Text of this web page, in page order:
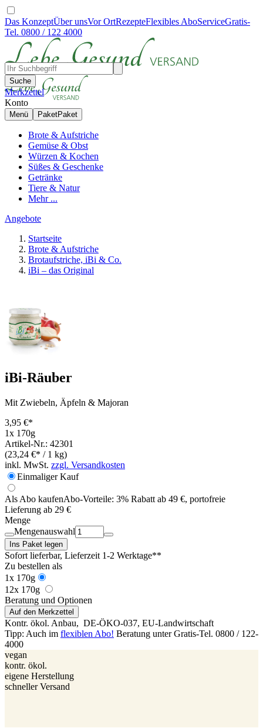
Das KonzeptÜber unsVor OrtRezepteFlexibles AboServiceGratis-
Tel. 0800 / 122 4000
Suche
Merkzettel
Konto
Menü PaketPaket
Brote & Aufstriche
Gemüse & Obst
Würzen & Kochen
Süßes & Geschenke
Getränke
Tiere & Natur
Mehr ...
Angebote
Startseite
Brote & Aufstriche
Brotaufstriche, iBi & Co.
iBi – das Original
iBi-Räuber
Mit Zwiebeln, Äpfeln & Majoran
3,95 €*
1x 170g
Artikel-Nr.: 42301
(23,24 €* / 1 kg)
inkl. MwSt. zzgl. Versandkosten
Einmaliger Kauf
Als Abo kaufenAbo-Vorteile: 3% Rabatt ab 49 €, portofreie
Lieferung ab 29 €
Menge
Mengenauswahl
Ins Paket legen
Sofort lieferbar, Lieferzeit 1-2 Werktage**
Zu bestellen als
1x 170g
12x 170g
Beratung und Optionen
Auf den Merkzettel
Kontr. ökol. Anbau, DE-ÖKO-037, EU-Landwirtschaft
Tipp: Auch im flexiblen Abo! Beratung unter Gratis-Tel. 0800 / 122-
4000
vegan
kontr. ökol.
eigene Herstellung
schneller Versand